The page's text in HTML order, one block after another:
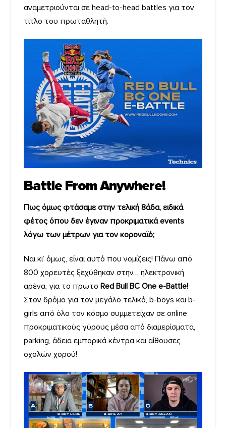
αναμετριούνται σε head-to-head battles για τον
τίτλο του πρωταθλητή.
Battle From Anywhere!
Πως όμως φτάσαμε στην τελική 8άδα, ειδικά
φέτος όπου δεν έγιναν προκριματικά events
λόγω των μέτρων για τον κοροναϊό;
Ναι κι’ όμως, είναι αυτό που νομίζεις! Πάνω από
800 χορευτές ξεχύθηκαν στην… ηλεκτρονική
αρένα, για το πρώτοRed Bull BC One e-Battle!
Στον δρόμο για τον μεγάλο τελικό, b-boys και b-
girls από όλο τον κόσμο συμμετείχαν σε online
προκριματικούς γύρους μέσα από διαμερίσματα,
parking, άδεια εμπορικά κέντρα και αίθουσες
σχολών χορού!